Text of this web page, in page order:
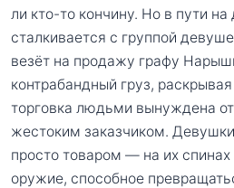
ли кто-то кончину. Но в пути
сталкивается с группой
везёт на продажу графу
контрабандный груз,
торговка людьми вынуждена
жестоким заказчиком.
просто товаром — на их
оружие, способное